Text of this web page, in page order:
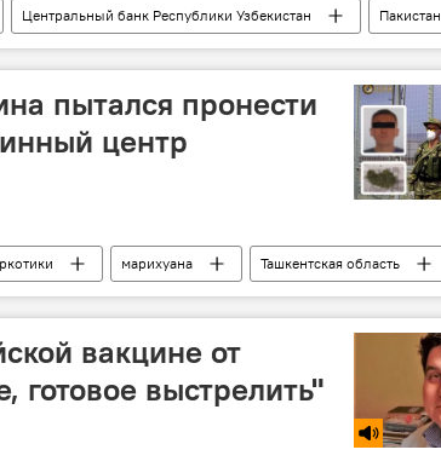
Центральный банк Республики Узбекистан
Пакистан
пытался пронести
центр
марихуана Ташкентская область
вакцине от
готовое выстрелить"